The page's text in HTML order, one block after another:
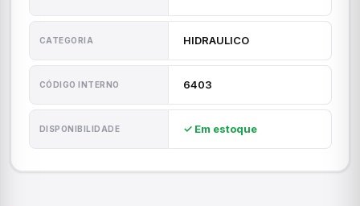
CATEGORIA HIDRAULICO
CÓDIGO INTERNO 6403
DISPONIBILIDADE ✓ Em estoque